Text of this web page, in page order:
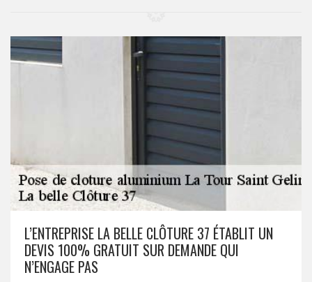
L’ENTREPRISE LA BELLE CLÔTURE 37 ÉTABLIT UN
DEVIS 100% GRATUIT SUR DEMANDE QUI
N’ENGAGE PAS